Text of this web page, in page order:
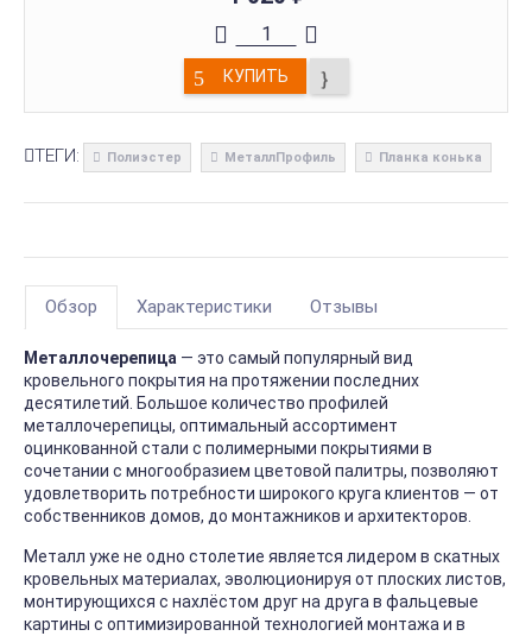
КУПИТЬ
ТЕГИ: Полиэстер МеталлПрофиль Планка конька
Обзор Характеристики Отзывы
Металлочерепица — это самый популярный вид
кровельного покрытия на протяжении последних
десятилетий. Большое количество профилей
металлочерепицы, оптимальный ассортимент
оцинкованной стали с полимерными покрытиями в
сочетании с многообразием цветовой палитры, позволяют
удовлетворить потребности широкого круга клиентов — от
собственников домов, до монтажников и архитекторов.
Металл уже не одно столетие является лидером в скатных
кровельных материалах, эволюционируя от плоских листов,
монтирующихся с нахлёстом друг на друга в фальцевые
картины с оптимизированной технологией монтажа и в